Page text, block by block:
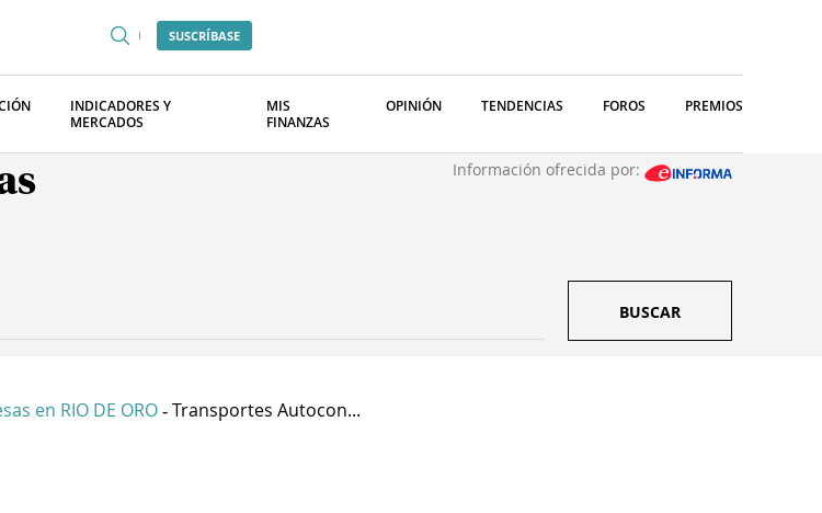
SUSCRÍBASE
INDICADORES Y
MERCADOS
MIS
FINANZAS
OPINIÓN TENDENCIAS FOROS PREMIOS
Información ofrecida por:
BUSCAR
en RIO DE ORO - Transportes Autocon...